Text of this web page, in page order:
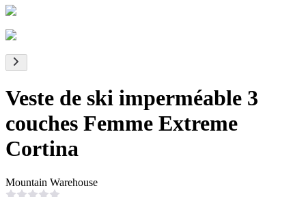
Veste de ski imperméable 3
couches Femme Extreme
Cortina
Mountain Warehouse